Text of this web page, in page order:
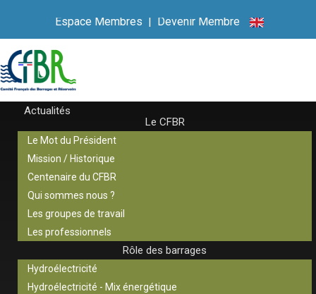
Espace Membres | Devenir Membre
Actualités
Le CFBR
Le Mot du Président
Mission / Historique
Centenaire du CFBR
Qui sommes nous ?
Les groupes de travail
Les professionnels
Rôle des barrages
Hydroélectricité
Hydroélectricité - Mix énergétique